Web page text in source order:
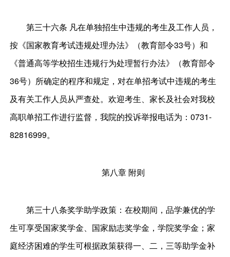
第三十六条 凡在单独招生中违规的考生及工作人员，
按《国家教育考试违规处理办法》（教育部令33号）和
《普通高等学校招生违规行为处理暂行办法》（教育部令
36号）所确定的程序和规定，对在单招考试中违规的考生
及有关工作人员从严查处。欢迎考生、家长及社会对我校
高职单招工作进行监督，我院的投诉举报电话为：0731-
82816999。
第八章 附则
第三十八条奖学助学政策：在校期间，品学兼优的学
生可享受国家奖学金、国家励志奖学金，学院奖学金；家
庭经济困难的学生可根据政策获得一、二，三等助学金补